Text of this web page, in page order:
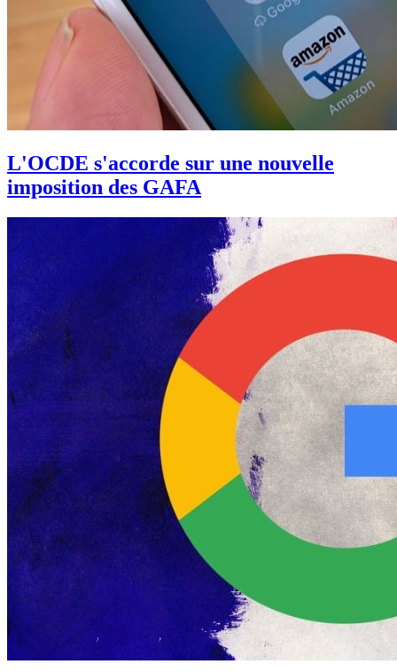
L'OCDE s'accorde sur une nouvelle
imposition des GAFA